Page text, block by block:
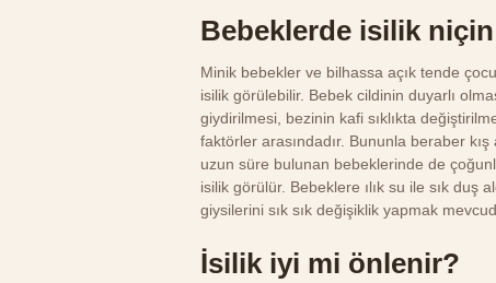
Bebeklerde isilik
Minik bebekler ve bilhassa açık tende
isilik görülebilir. Bebek cildinin duyarlı
giydirilmesi, bezinin kafi sıklıkta
faktörler arasındadır. Bununla beraber
uzun süre bulunan bebeklerinde de
isilik görülür. Bebeklere ılık su ile sık
giysilerini sık sık değişiklik yapmak
İsilik iyi mi önlenir?